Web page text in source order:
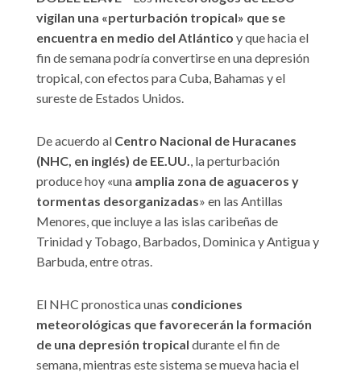
vigilan una «perturbación tropical» que se
encuentra en medio del Atlántico y que hacia el
fin de semana podría convertirse en una depresión
tropical, con efectos para Cuba, Bahamas y el
sureste de Estados Unidos.
De acuerdo al Centro Nacional de Huracanes
(NHC, en inglés) de EE.UU., la perturbación
produce hoy «una amplia zona de aguaceros y
tormentas desorganizadas» en las Antillas
Menores, que incluye a las islas caribeñas de
Trinidad y Tobago, Barbados, Dominica y Antigua y
Barbuda, entre otras.
El NHC pronostica unas condiciones
meteorológicas que favorecerán la formación
de una depresión tropical durante el fin de
semana, mientras este sistema se mueva hacia el